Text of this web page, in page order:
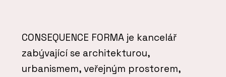
CONSEQUENCE FORMA je kancelář
zabývající se architekturou,
urbanismem, veřejným prostorem,